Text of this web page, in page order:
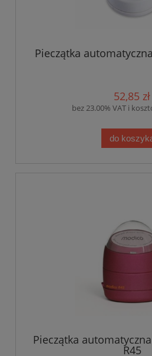
Pieczątka
52,85 zł
bez 23.00% VAT i
do
Pieczątka
R45